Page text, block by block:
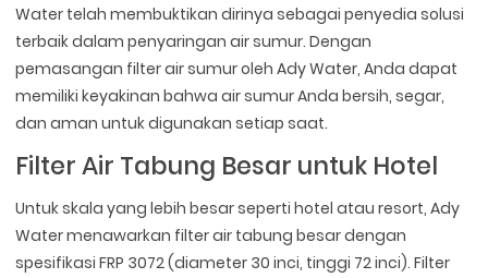
Water telah membuktikan dirinya sebagai penyedia solusi
terbaik dalam penyaringan air sumur. Dengan
pemasangan filter air sumur oleh Ady Water, Anda dapat
memiliki keyakinan bahwa air sumur Anda bersih, segar,
dan aman untuk digunakan setiap saat.
Filter Air Tabung Besar untuk Hotel
Untuk skala yang lebih besar seperti hotel atau resort, Ady
Water menawarkan filter air tabung besar dengan
spesifikasi FRP 3072 (diameter 30 inci, tinggi 72 inci). Filter